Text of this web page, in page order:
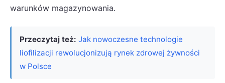
warunków magazynowania.
Przeczytaj też: Jak nowoczesne technologie
liofilizacji rewolucjonizują rynek zdrowej żywności
w Polsce